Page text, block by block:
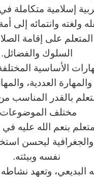
إسلامية
ولغته وانتمائه إلى
على إقامة
السلوك والفضائل.
الأساسية
والمهارة العددية،
بالقدر المناسب
مختلف
بنعم الله عليه
والجغرافية ليحسن
نفسه وبيئته.
البديعي، وتعهد نشاطه